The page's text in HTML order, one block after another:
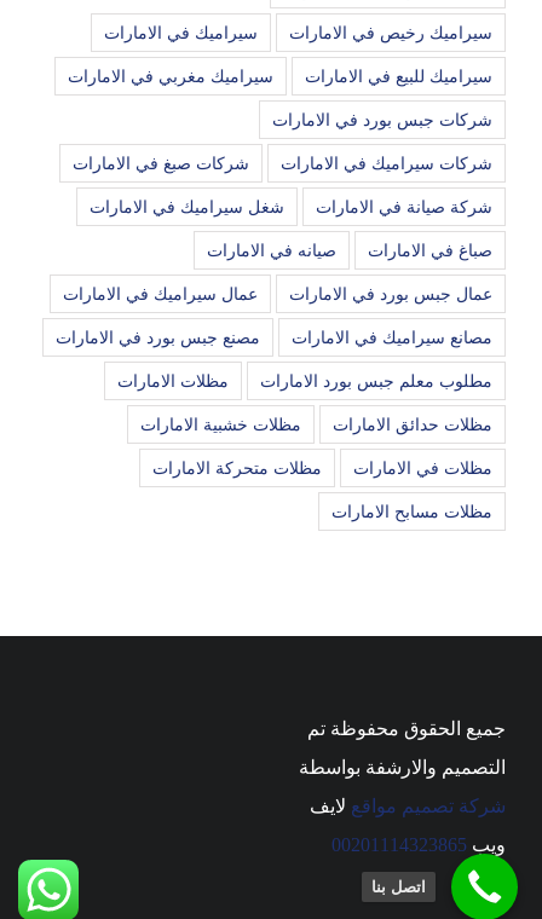
سيراميك رخيص في الامارات سيراميك في الامارات
سيراميك للبيع في الامارات سيراميك مغربي في الامارات
شركات جبس بورد في الامارات
شركات سيراميك في الامارات شركات صبغ في الامارات
شركة صيانة في الامارات شغل سيراميك في الامارات
صباغ في الامارات صيانه في الامارات
عمال جبس بورد في الامارات عمال سيراميك في الامارات
مصانع سيراميك في الامارات مصنع جبس بورد في الامارات
مطلوب معلم جبس بورد الامارات مظلات الامارات
مظلات حدائق الامارات مظلات خشبية الامارات
مظلات في الامارات مظلات متحركة الامارات
مظلات مسابح الامارات
جميع الحقوق محفوظة تم
التصميم والارشفة بواسطة
شركة تصميم مواقع لايف
ويب 00201114323865
اتصل بنا